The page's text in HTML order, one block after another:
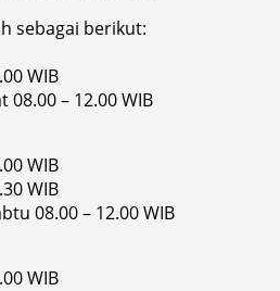
sebagai berikut:
WIB
08.00 – 12.00 WIB
WIB
WIB
08.00 – 12.00 WIB
WIB